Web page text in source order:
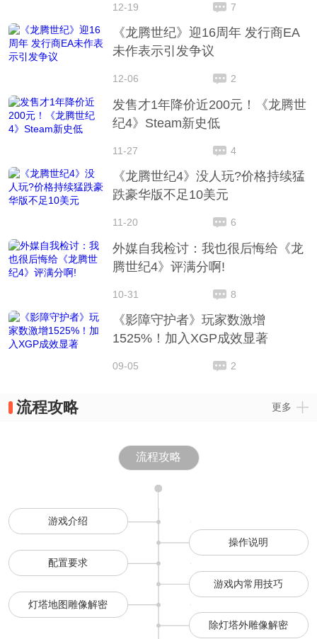
12-19 7
《龙腾世纪》迎16周年 发行商EA
未作表示引发争议
12-06 2
发售才1年降价近200元！《龙腾世
纪4》Steam新史低
11-27 4
《龙腾世纪4》没人玩?价格持续猛
跌豪华版不足10美元
11-20 6
外媒自我检讨：我也很后悔给《龙
腾世纪4》评满分啊!
10-31 8
《影障守护者》玩家数激增
1525%！加入XGP成效显著
09-05 2
流程攻略 更多
流程攻略
游戏介绍
操作说明
配置要求
游戏内常用技巧
灯塔地图雕像解密
除灯塔外雕像解密